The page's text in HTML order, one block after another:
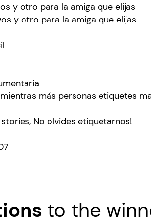
y otro para la amiga que elijas
y otro para la amiga que elijas
más personas etiquetes
No olvides etiquetarnos!
to the